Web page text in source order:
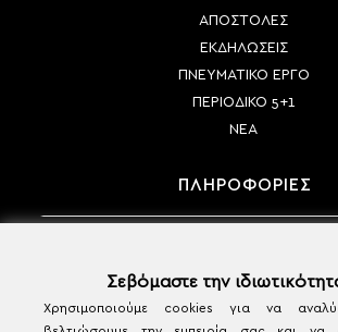
ΑΠΟΣΤΟΛΕΣ
ΕΚΔΗΛΩΣΕΙΣ
ΠΝΕΥΜΑΤΙΚΟ ΕΡΓΟ
ΠΕΡΙΟΔΙΚΟ 5+1
ΝΕΑ
ΠΛΗΡΟΦΟΡΙΕΣ
ΤΡΟΠΟΙ ΑΠΟΣΤΟΛΗΣ
ΠΟΛΙΤΙΚΗ ΑΚΥΡΩΣΗΣ &
Σεβόμαστε την
Χρησιμοποιούμε cookies για να